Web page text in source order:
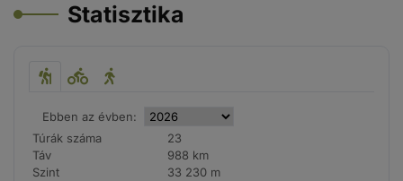
Statisztika
Ebben az évben:
Túrák száma
23
Táv
988 km
Szint
33 230 m